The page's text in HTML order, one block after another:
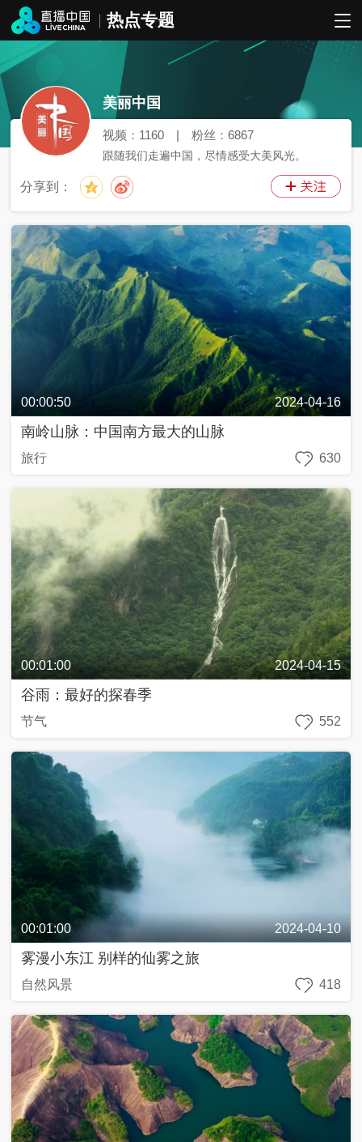
热点专题
美丽中国
跟随我们走遍中国，尽情感受大美风光。
视频： 1160 粉丝：6867
分享到：
00:00:50 2024-04-16
南岭山脉：中国南方最大的山脉
旅行 630
00:01:00 2024-04-15
谷雨：最好的探春季
节气 552
00:01:00 2024-04-10
雾漫小东江 别样的仙雾之旅
自然风景 418